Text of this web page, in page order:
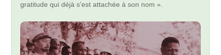
gratitude qui déjà s’est attachée à son nom ».